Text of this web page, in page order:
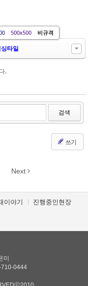
500x500 비규격
타일
.
검색
쓰기
Next
이야기 진행중인현장
미
710-0444